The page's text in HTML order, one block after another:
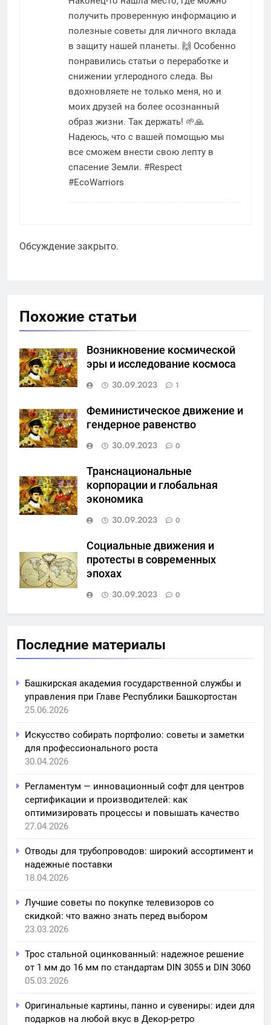
получить проверенную информацию и
полезные советы для личного вклада
в защиту нашей планеты. 🙌 Особенно
понравились статьи о переработке и
снижении углеродного следа. Вы
вдохновляете не только меня, но и
моих друзей на более осознанный
образ жизни. Так держать! 🌱🙏
Надеюсь, что с вашей помощью мы
все сможем внести свою лепту в
спасение Земли. #Respect
#EcoWarriors
Обсуждение закрыто.
Похожие статьи
Возникновение космической
эры и исследование космоса
30.09.2023
1
Феминистическое движение и
гендерное равенство
30.09.2023
0
Транснациональные
корпорации и глобальная
экономика
30.09.2023
0
Социальные движения и
протесты в современных
эпохах
30.09.2023
0
Последние материалы
Башкирская академия государственной службы и
управления при Главе Республики Башкортостан
25.06.2026
Искусство собирать портфолио: советы и заметки
для профессионального роста
30.04.2026
Регламентум — инновационный софт для центров
сертификации и производителей: как
оптимизировать процессы и повышать качество
27.04.2026
Отводы для трубопроводов: широкий ассортимент и
надежные поставки
18.04.2026
Лучшие советы по покупке телевизоров со
скидкой: что важно знать перед выбором
23.03.2026
Трос стальной оцинкованный: надежное решение
от 1 мм до 16 мм по стандартам DIN 3055 и DIN 3060
05.03.2026
Оригинальные картины, панно и сувениры: идеи для
подарков на любой вкус в Декор-ретро